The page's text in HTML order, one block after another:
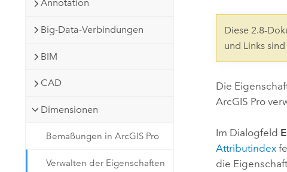
Erstellen Sie Anwendungen für
Alle Produkte
Annotation
Big-Data-Verbindungen
BIM
CAD
Dimensionen
Bemaßungen in ArcGIS Pro
Verwalten der Eigenschaften
Diese 2.8-
und Links
Die
ArcGIS Pro
Im Dialogfeld
Attributindex
die